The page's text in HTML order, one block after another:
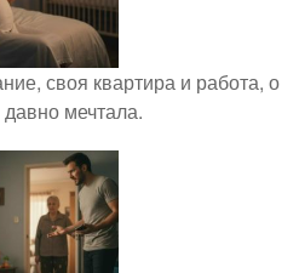
своя квартира и работа, о
давно мечтала.